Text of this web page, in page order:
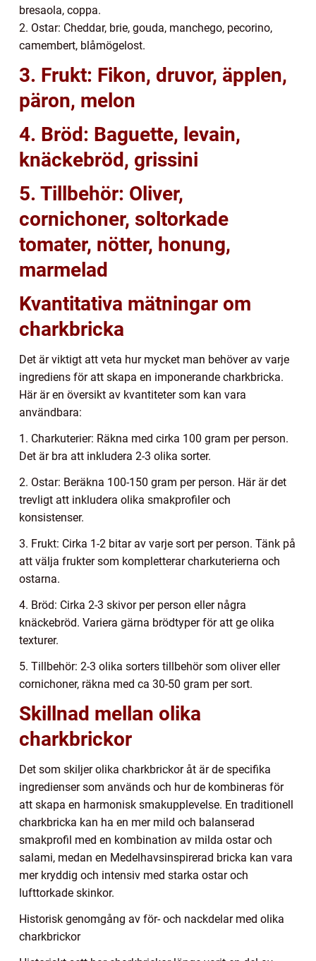
bresaola, coppa.
2. Ostar: Cheddar, brie, gouda, manchego, pecorino,
camembert, blåmögelost.
3. Frukt: Fikon, druvor, äpplen,
päron, melon
4. Bröd: Baguette, levain,
knäckebröd, grissini
5. Tillbehör: Oliver,
cornichoner, soltorkade
tomater, nötter, honung,
marmelad
Kvantitativa mätningar om
charkbricka
Det är viktigt att veta hur mycket man behöver av varje
ingrediens för att skapa en imponerande charkbricka.
Här är en översikt av kvantiteter som kan vara
användbara:
1. Charkuterier: Räkna med cirka 100 gram per person.
Det är bra att inkludera 2-3 olika sorter.
2. Ostar: Beräkna 100-150 gram per person. Här är det
trevligt att inkludera olika smakprofiler och
konsistenser.
3. Frukt: Cirka 1-2 bitar av varje sort per person. Tänk på
att välja frukter som kompletterar charkuterierna och
ostarna.
4. Bröd: Cirka 2-3 skivor per person eller några
knäckebröd. Variera gärna brödtyper för att ge olika
texturer.
5. Tillbehör: 2-3 olika sorters tillbehör som oliver eller
cornichoner, räkna med ca 30-50 gram per sort.
Skillnad mellan olika
charkbrickor
Det som skiljer olika charkbrickor åt är de specifika
ingredienser som används och hur de kombineras för
att skapa en harmonisk smakupplevelse. En traditionell
charkbricka kan ha en mer mild och balanserad
smakprofil med en kombination av milda ostar och
salami, medan en Medelhavsinspirerad bricka kan vara
mer kryddig och intensiv med starka ostar och
lufttorkade skinkor.
Historisk genomgång av för- och nackdelar med olika
charkbrickor